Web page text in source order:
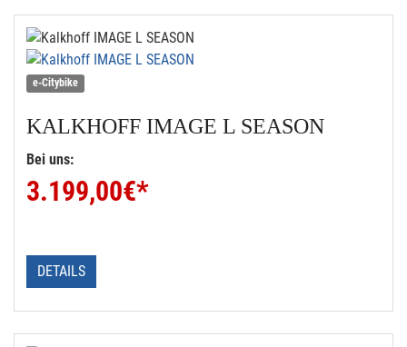
e-Citybike
KALKHOFF IMAGE L SEASON
Bei uns:
3.199,00€*
DETAILS